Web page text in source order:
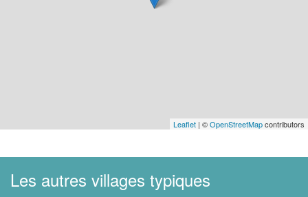
Leaflet | ©OpenStreetMapcontributors
Les autres villages typiques